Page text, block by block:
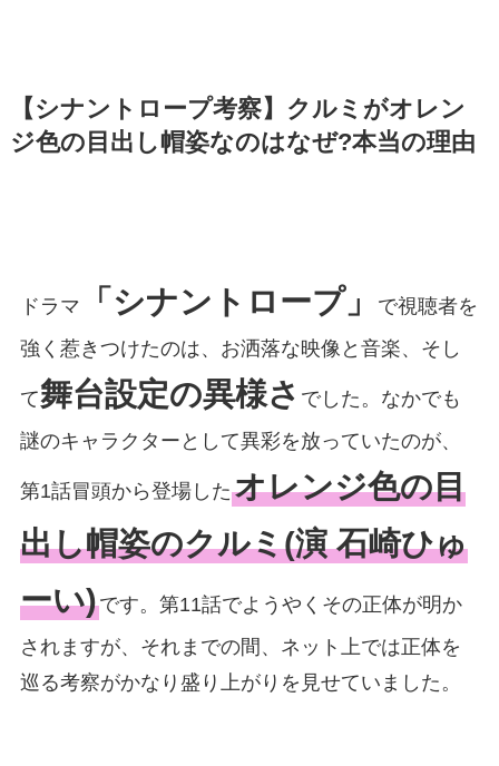
【シナントロープ考察】クルミがオレン
ジ色の目出し帽姿なのはなぜ?本当の理由
ドラマ 「シナントロープ」
で視聴者を
強く惹きつけたのは、お洒落な映像と音楽、そし
て舞台設定の異様さ でした。なかでも
謎のキャラクターとして異彩を放っていたのが、
第1話冒頭から登場したオレンジ色の目
出し帽姿のクルミ(演 石崎ひゅ
ーい)です。第11話でようやくその正体が明か
されますが、それまでの間、ネット上では正体を
巡る考察がかなり盛り上がりを見せていました。